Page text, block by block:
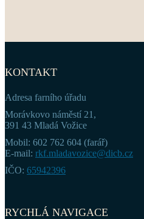
KONTAKT
Adresa farního úřadu
Morávkovo náměstí 21,
391 43 Mladá Vožice
Mobil: 602 762 604 (farář)
E-mail: rkf.mladavozice@dicb.cz
IČO: 65942396
RYCHLÁ NAVIGACE